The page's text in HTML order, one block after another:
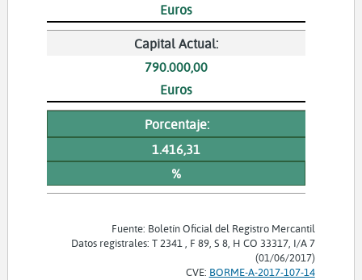
Euros
Capital Actual:
790.000,00
Euros
Porcentaje:
1.416,31
%
Fuente: Boletín Oficial del Registro Mercantil
Datos registrales: T 2341 , F 89, S 8, H CO 33317, I/A 7
(01/06/2017)
CVE: BORME-A-2017-107-14